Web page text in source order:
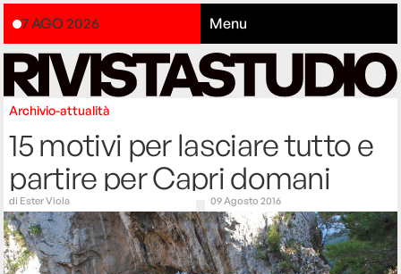
7 AGO 2026 Menu
Archivio-attualità
15 motivi per lasciare tutto e
partire per Capri domani
di Ester Viola 09 Agosto 2016